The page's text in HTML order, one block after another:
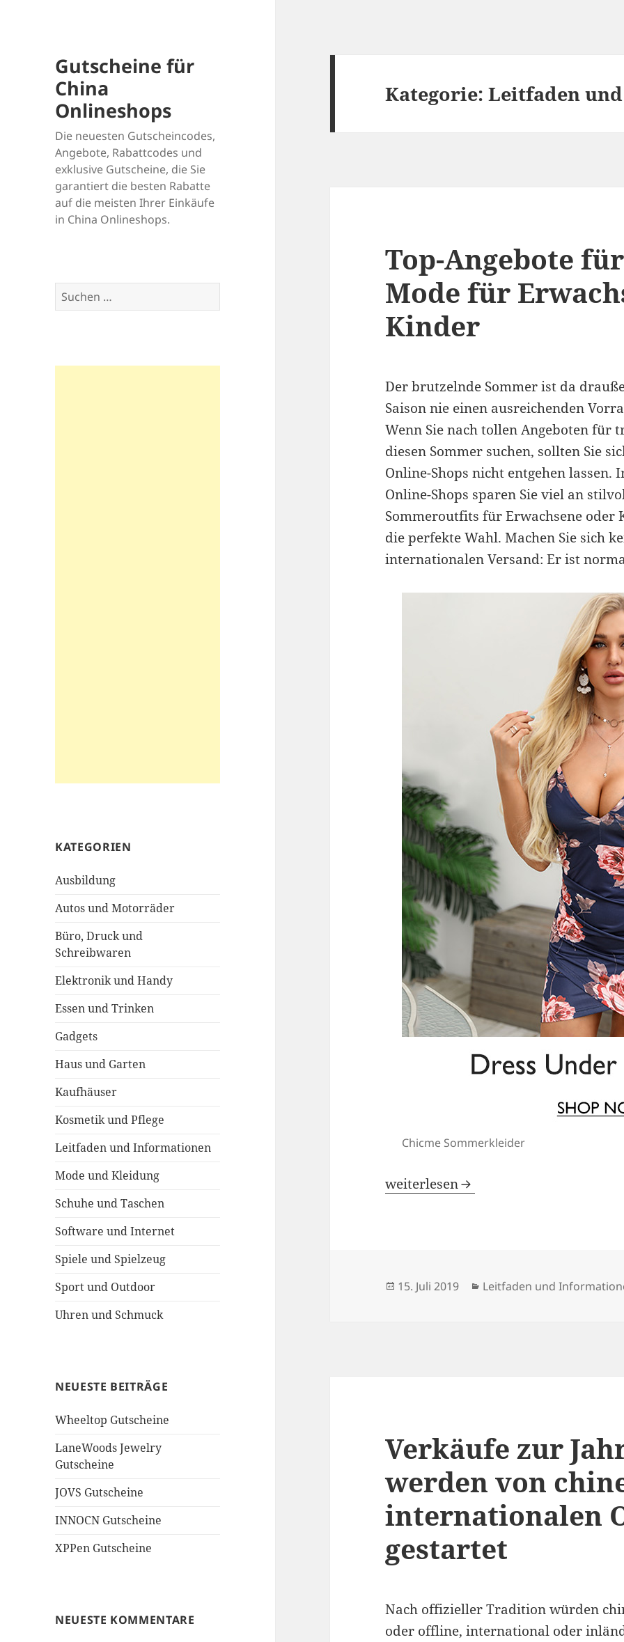
Gutscheine für
China
Onlineshops
Die neuesten Gutscheincodes,
Angebote, Rabattcodes und
exklusive Gutscheine, die Sie
garantiert die besten Rabatte
auf die meisten Ihrer Einkäufe
in China Onlineshops.
Suchen
nach:
KATEGORIEN
Ausbildung
Autos und Motorräder
Büro, Druck und
Schreibwaren
Elektronik und Handy
Essen und Trinken
Gadgets
Haus und Garten
Kaufhäuser
Kosmetik und Pflege
Leitfaden und Informationen
Mode und Kleidung
Schuhe und Taschen
Software und Internet
Spiele und Spielzeug
Sport und Outdoor
Uhren und Schmuck
NEUESTE BEITRÄGE
Wheeltop Gutscheine
LaneWoods Jewelry
Gutscheine
JOVS Gutscheine
INNOCN Gutscheine
XPPen Gutscheine
NEUESTE KOMMENTARE
Kategorie:Leitfaden
Top-Angebote
Mode für
Kinder
Der brutzelnde Sommer ist da
Saison nie einen ausreichenden
Wenn Sie nach tollen Angeboten für
diesen Sommer suchen, sollten Sie
Online-Shops nicht entgehen lassen.
Online-Shops sparen Sie viel an
Sommeroutfits für Erwachsene oder
die perfekte Wahl. Machen Sie sich
internationalen Versand: Er ist
Chicme Sommerkleider
Top-Angebote für Sommer Mode für
weiterlesen
Veröffentlicht
15. Juli 2019 Kategorien
Leitfaden und
Verkäufe zur
werden von
internationalen
gestartet
Nach offizieller Tradition würden
oder offline, international oder